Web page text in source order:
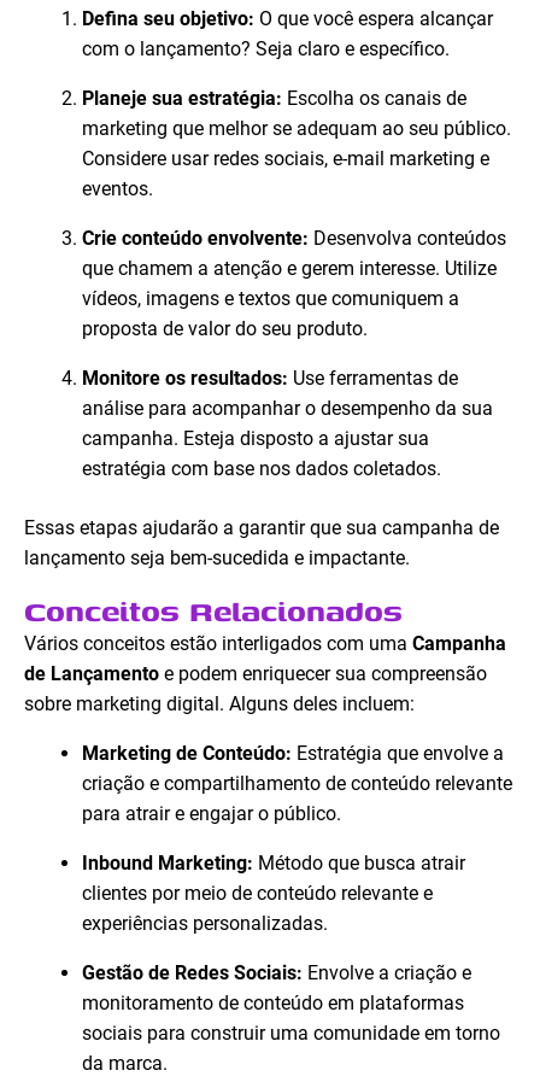
Defina seu objetivo: O que você espera alcançar
com o lançamento? Seja claro e específico.
Planeje sua estratégia: Escolha os canais de
marketing que melhor se adequam ao seu público.
Considere usar redes sociais, e-mail marketing e
eventos.
Crie conteúdo envolvente: Desenvolva conteúdos
que chamem a atenção e gerem interesse. Utilize
vídeos, imagens e textos que comuniquem a
proposta de valor do seu produto.
Monitore os resultados: Use ferramentas de
análise para acompanhar o desempenho da sua
campanha. Esteja disposto a ajustar sua
estratégia com base nos dados coletados.
Essas etapas ajudarão a garantir que sua campanha de
lançamento seja bem-sucedida e impactante.
Conceitos Relacionados
Vários conceitos estão interligados com uma Campanha
de Lançamento e podem enriquecer sua compreensão
sobre marketing digital. Alguns deles incluem:
Marketing de Conteúdo: Estratégia que envolve a
criação e compartilhamento de conteúdo relevante
para atrair e engajar o público.
Inbound Marketing: Método que busca atrair
clientes por meio de conteúdo relevante e
experiências personalizadas.
Gestão de Redes Sociais: Envolve a criação e
monitoramento de conteúdo em plataformas
sociais para construir uma comunidade em torno
da marca.